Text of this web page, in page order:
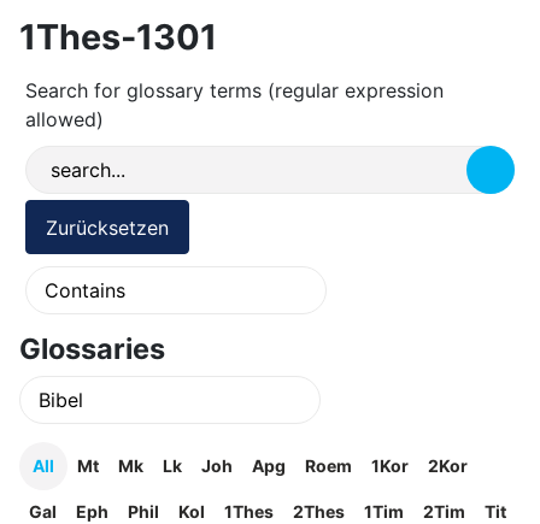
1Thes-1301
Search for glossary terms (regular expression
allowed)
Glossaries
All Mt Mk Lk Joh Apg Roem 1Kor 2Kor
Gal Eph Phil Kol 1Thes 2Thes 1Tim 2Tim Tit